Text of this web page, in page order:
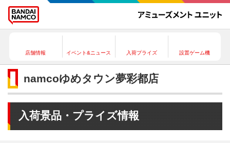
店舗情報 イベント&ニュース 入荷プライズ 設置ゲーム機
namcoゆめタウン夢彩都店
入荷景品・プライズ情報